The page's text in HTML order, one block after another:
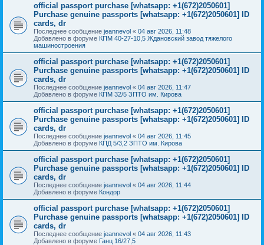
official passport purchase [whatsapp: +1(672)2050601]
Purchase genuine passports [whatsapp: +1(672)2050601] ID
cards, dr
Последнее сообщение jeannevol « 04 авг 2026, 11:48
Добавлено в форуме КПМ 40-27-10,5 Ждановский завод тяжелого
машиностроения
official passport purchase [whatsapp: +1(672)2050601]
Purchase genuine passports [whatsapp: +1(672)2050601] ID
cards, dr
Последнее сообщение jeannevol « 04 авг 2026, 11:47
Добавлено в форуме КПМ 32/5 ЗПТО им. Кирова
official passport purchase [whatsapp: +1(672)2050601]
Purchase genuine passports [whatsapp: +1(672)2050601] ID
cards, dr
Последнее сообщение jeannevol « 04 авг 2026, 11:45
Добавлено в форуме КПД 5/3,2 ЗПТО им. Кирова
official passport purchase [whatsapp: +1(672)2050601]
Purchase genuine passports [whatsapp: +1(672)2050601] ID
cards, dr
Последнее сообщение jeannevol « 04 авг 2026, 11:44
Добавлено в форуме Кондор
official passport purchase [whatsapp: +1(672)2050601]
Purchase genuine passports [whatsapp: +1(672)2050601] ID
cards, dr
Последнее сообщение jeannevol « 04 авг 2026, 11:43
Добавлено в форуме Ганц 16/27,5